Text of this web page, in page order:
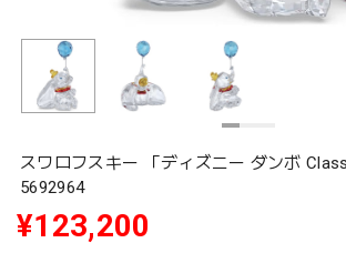
スワロフスキー 「ディズニー ダンボ
5692964
¥123,200